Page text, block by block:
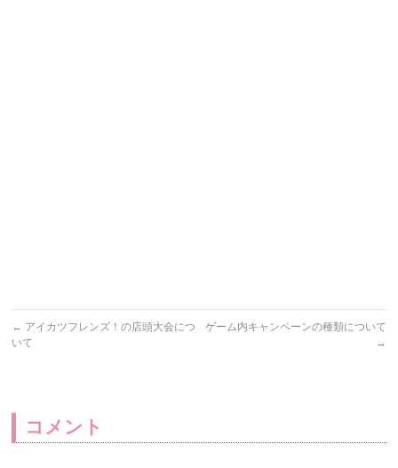
← アイカツフレンズ！の店頭大会につ
いて
ゲーム内キャンペーンの種類について
→
コメント